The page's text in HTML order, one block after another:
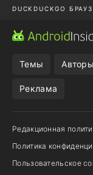
DUCKDUCKGO
CHROME БРАУЗЕР
Темы Авторы
Реклама
Редакционная
Политика
Пользовательское